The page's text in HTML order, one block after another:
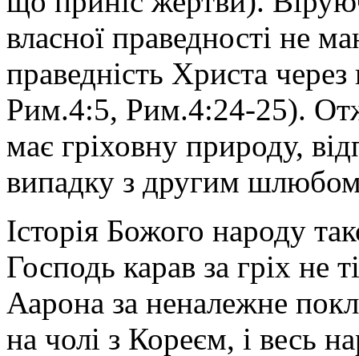
власної праведності не
праведність Христа
Рим.4:5, Рим.4:24-25).
має гріховну природу,
випадку з другим
Історія Божого народу
Господь карав за гріх не
Аарона за неналежне
на чолі з Кореєм, і весь